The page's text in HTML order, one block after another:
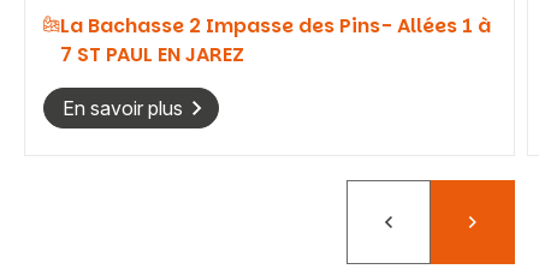
La Bachasse 2 Impasse des Pins- Allées 1 à
7 ST PAUL EN JAREZ
En savoir plus
PrécédentSuivant